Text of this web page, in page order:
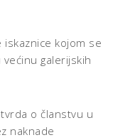
kojom se
galerijskih
o članstvu u
naknade